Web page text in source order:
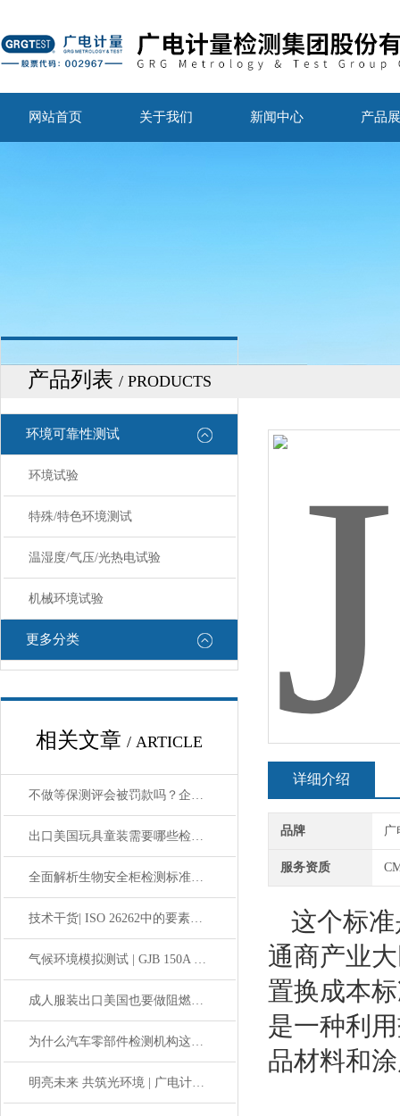
网站首页 关于我们 新闻中心 产品
产品列表 / PRODUCTS
环境可靠性测试
环境试验
特殊/特色环境测试
温湿度/气压/光热电试验
机械环境试验
更多分类
相关文章 / ARTICLE
不做等保测评会被罚款吗？企业网络安全合规风险解读
出口美国玩具童装需要哪些检测？CPSC合规全流程指南
全面解析生物安全柜检测标准：如何确保实验室环境洁净？
技术干货| ISO 26262中的要素共存和免于干扰
气候环境模拟测试 | GJB 150A 温湿度环境试验标准解析
成人服装出口美国也要做阻燃测试吗？
为什么汽车零部件检测机构这么受欢迎？
明亮未来 共筑光环境 | 广电计量提供“教室照明提升工程”综合解决方案
详细介绍
品牌 广
服务资质
这个标
通商产业
置换成本
是一种利
品材料和